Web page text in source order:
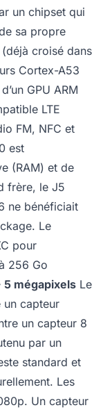
un chipset qui
sa propre
(déjà croisé dans
Cortex-A53
GPU ARM
LTE
FM, NFC et
est
(RAM) et de
frère, le J5
ne bénéficiait
Le
pour
256 Go
5 mégapixels Le
un capteur
un capteur 8
par un
standard et
Les
Un capteur